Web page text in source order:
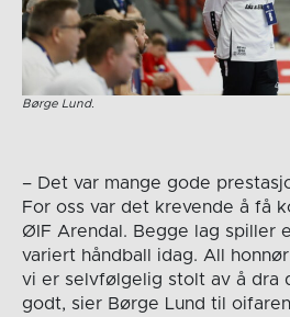
Børge Lund.
– Det var mange gode
For oss var det krevende å få
ØIF Arendal. Begge lag spiller
variert håndball idag. All
vi er selvfølgelig stolt av å dra
godt, sier Børge Lund til